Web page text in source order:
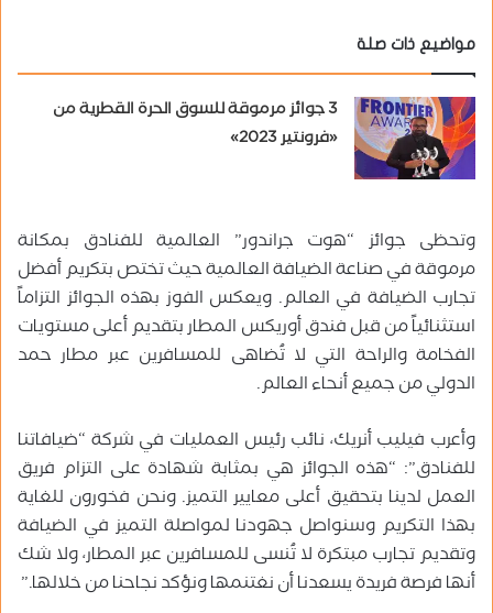
مواضيع ذات صلة
3 جوائز مرموقة للسوق الحرة القطرية من
«فرونتير 2023»
وتحظى جوائز “هوت جراندور” العالمية للفنادق بمكانة
مرموقة في صناعة الضيافة العالمية حيث تختص بتكريم أفضل
تجارب الضيافة في العالم. ويعكس الفوز بهذه الجوائز التزاماً
استثنائياً من قبل فندق أوريكس المطار بتقديم أعلى مستويات
الفخامة والراحة التي لا تُضاهى للمسافرين عبر مطار حمد
الدولي من جميع أنحاء العالم.
وأعرب فيليب أنريك، نائب رئيس العمليات في شركة “ضيافاتنا
للفنادق”: “هذه الجوائز هي بمثابة شهادة على التزام فريق
العمل لدينا بتحقيق أعلى معايير التميز. ونحن فخورون للغاية
بهذا التكريم وسنواصل جهودنا لمواصلة التميز في الضيافة
وتقديم تجارب مبتكرة لا تُنسى للمسافرين عبر المطار، ولا شك
أنها فرصة فريدة يسعدنا أن نغتنمها ونؤكد نجاحنا من خلالها.”